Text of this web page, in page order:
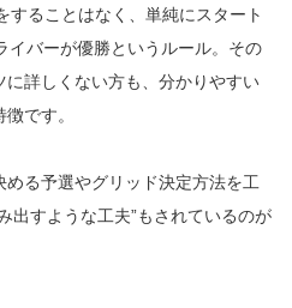
することはなく、単純にスタート
イバーが優勝というルール。その
詳しくない方も、分かりやすい
です。
る予選やグリッド決定方法を工
出すような工夫”もされているのが